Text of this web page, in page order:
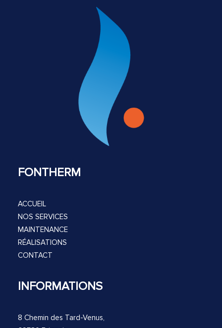
FONTHERM
ACCUEIL
NOS SERVICES
MAINTENANCE
RÉALISATIONS
CONTACT
INFORMATIONS
8 Chemin des Tard-Venus,